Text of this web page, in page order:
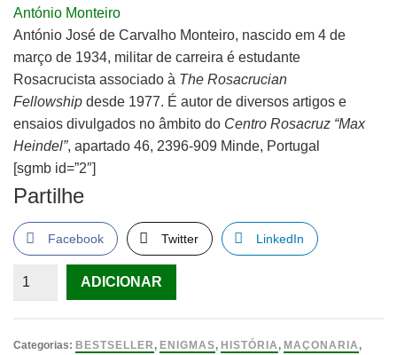
António Monteiro
António José de Carvalho Monteiro, nascido em 4 de
março de 1934, militar de carreira é estudante
Rosacrucista associado à The Rosacrucian
Fellowship desde 1977. É autor de diversos artigos e
ensaios divulgados no âmbito do Centro Rosacruz “Max
Heindel”, apartado 46, 2396-909 Minde, Portugal
[sgmb id=”2″]
Partilhe
Facebook Twitter LinkedIn
Quantidade
Ordem
ADICIONAR
Categorias: BESTSELLER , ENIGMAS, HISTÓRIA , MAÇONARIA ,